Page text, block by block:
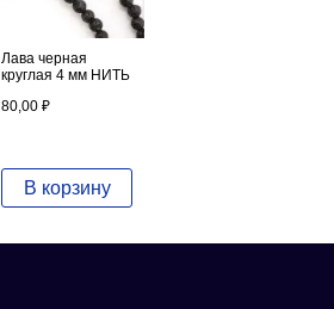
Лава черная
круглая 4 мм НИТЬ
80,00 ₽
В корзину